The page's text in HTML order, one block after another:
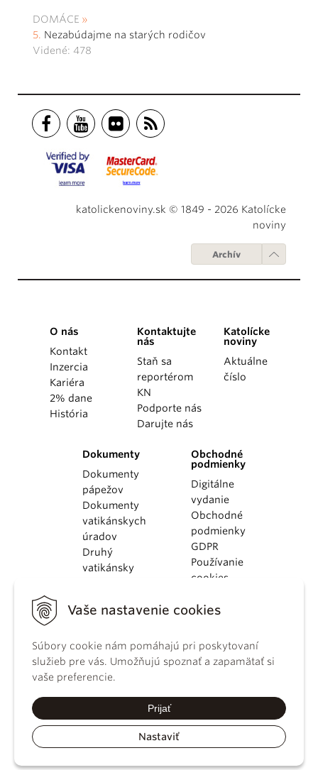
Vaše nastavenie cookies
Súbory cookie nám pomáhajú pri poskytovaní
služieb pre vás. Umožňujú spoznať a zapamätať si
vaše preferencie.
Prijať
Nastaviť
DOMÁCE
Nezabúdajme na starých rodičov
Videné: 478
katolickenoviny.sk © 1849 - 2026 Katolícke
noviny
Archív
O nás
Kontakt
Inzercia
Kariéra
2% dane
História
Kontaktujte
nás
Staň sa
reportérom
KN
Podporte nás
Darujte nás
Katolícke
noviny
Aktuálne
číslo
Dokumenty
Dokumenty
pápežov
Dokumenty
vatikánskych
úradov
Druhý
vatikánsky
KBS
kánonického
práva
Katechizmus
Obchodné
podmienky
Digitálne
vydanie
Obchodné
podmienky
GDPR
Používanie
cookies